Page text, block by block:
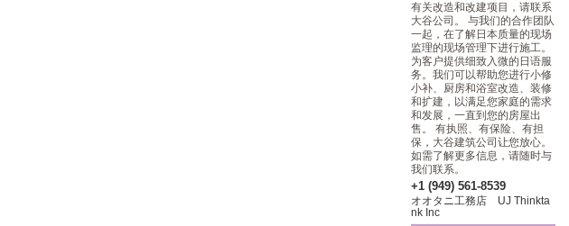
有关改造和改建项目，请联系
大谷公司。 与我们的合作团队
一起，在了解日本质量的现场
监理的现场管理下进行施工。
为客户提供细致入微的日语服
务。我们可以帮助您进行小修
小补、厨房和浴室改造、装修
和扩建，以满足您家庭的需求
和发展，一直到您的房屋出
售。 有执照、有保险、有担
保，大谷建筑公司让您放心。
如需了解更多信息，请随时与
我们联系。
+1 (949) 561-8539
オオタニ工務店 UJ Thinkta
nk Inc